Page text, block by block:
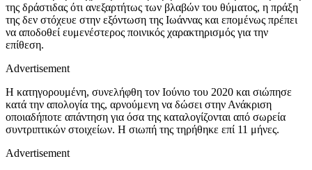
της δράστιδας ότι ανεξαρτήτως των βλαβών του θύματος, η πράξη
της δεν στόχευε στην εξόντωση της Ιωάννας και επομένως πρέπει
να αποδοθεί ευμενέστερος ποινικός χαρακτηρισμός για την
επίθεση.
Advertisement
Η κατηγορουμένη, συνελήφθη τον Ιούνιο του 2020 και σιώπησε
κατά την απολογία της, αρνούμενη να δώσει στην Ανάκριση
οποιαδήποτε απάντηση για όσα της καταλογίζονται από σωρεία
συντριπτικών στοιχείων. Η σιωπή της τηρήθηκε επί 11 μήνες.
Advertisement